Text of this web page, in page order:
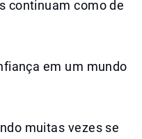
continuam como de
em um mundo
muitas vezes se